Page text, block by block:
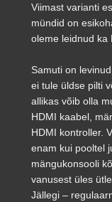
Viimast varianti
mündid on
oleme leidnud ka
Samuti on
ei tule üldse pilti
allikas võib olla
HDMI kaabel,
HDMI kontroller.
enam kui pooltel
mängukonsooli
vanusest üles
Jällegi –